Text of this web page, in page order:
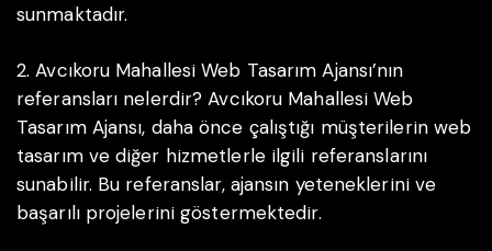
sunmaktadır.
2. Avcıkoru Mahallesi Web Tasarım Ajansı’nın
referansları nelerdir? Avcıkoru Mahallesi Web
Tasarım Ajansı, daha önce çalıştığı müşterilerin web
tasarım ve diğer hizmetlerle ilgili referanslarını
sunabilir. Bu referanslar, ajansın yeteneklerini ve
başarılı projelerini göstermektedir.